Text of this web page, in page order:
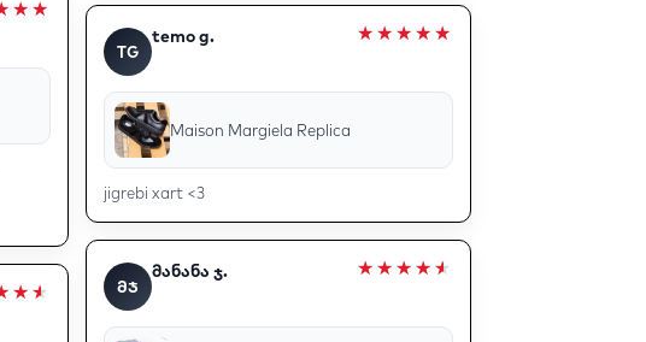
TG
temo g.
Maison Margiela Replica
jigrebi xart <3
ᲛᲯ
მანანა ჯ.